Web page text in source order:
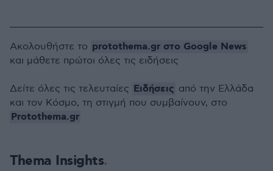
Thema Insights
Ακολουθήστε το protothema.gr στο Google News
και μάθετε πρώτοι όλες τις ειδήσεις
Δείτε όλες τις τελευταίες Ειδήσεις από την Ελλάδα
και τον Κόσμο, τη στιγμή που συμβαίνουν, στο
Protothema.gr